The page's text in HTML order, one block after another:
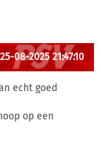
25-08-2025 21:47:10
echt goed
op een